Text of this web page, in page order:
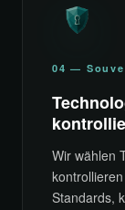
04 —
Wir wählen
Standards,